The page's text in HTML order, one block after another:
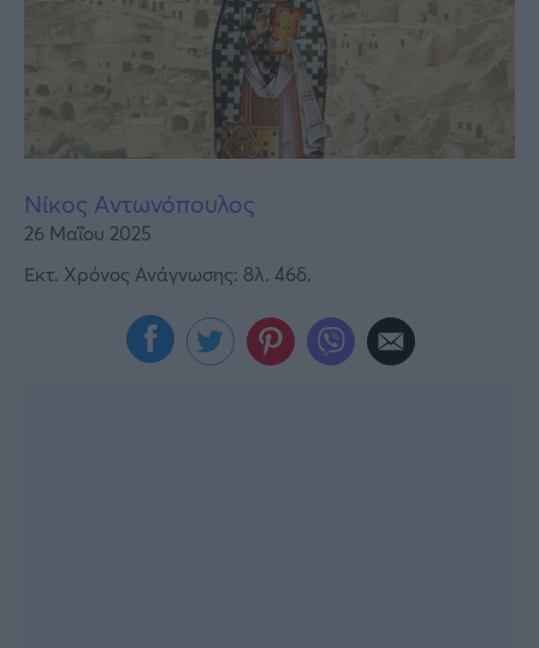
Νίκος Αντωνόπουλος
26 Μαΐου 2025
Εκτ. Χρόνος Ανάγνωσης: 8λ. 46δ.